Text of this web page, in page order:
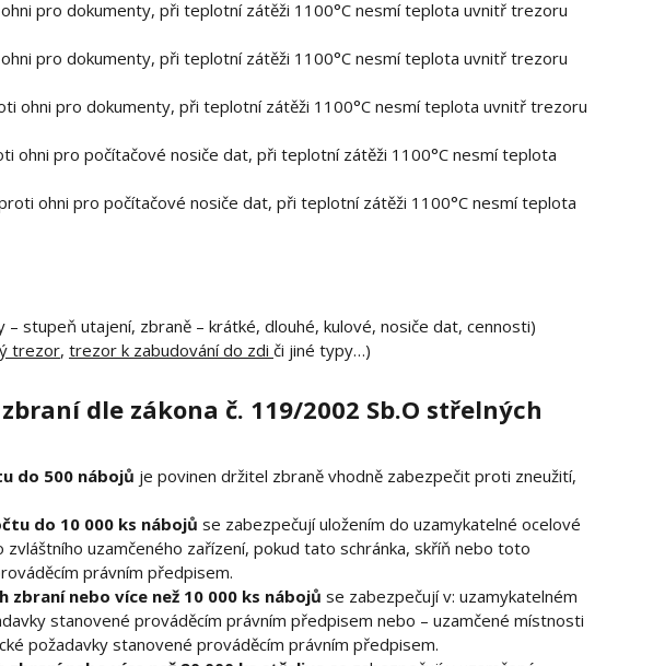
pro dokumenty, při teplotní zátěži 1100°C nesmí teplota uvnitř trezoru
pro dokumenty, při teplotní zátěži 1100°C nesmí teplota uvnitř trezoru
ohni pro dokumenty, při teplotní zátěži 1100°C nesmí teplota uvnitř trezoru
ohni pro počítačové nosiče dat, při teplotní zátěži 1100°C nesmí teplota
ohni pro počítačové nosiče dat, při teplotní zátěži 1100°C nesmí teplota
stupeň utajení, zbraně – krátké, dlouhé, kulové, nosiče dat, cennosti)
trezor, trezor k zabudování do zdi či jiné typy…)
dle zákona č. 119/2002 Sb.O střelných
do 500 nábojů je povinen držitel zbraně vhodně zabezpečit proti zneužití,
do 10 000 ks nábojů se zabezpečují uložením do uzamykatelné ocelové
uzamčeného zařízení, pokud tato schránka, skříň nebo toto
právním předpisem.
zbraní nebo více než 10 000 ks nábojů se zabezpečují v: uzamykatelném
stanovené prováděcím právním předpisem nebo – uzamčené místnosti
požadavky stanovené prováděcím právním předpisem.